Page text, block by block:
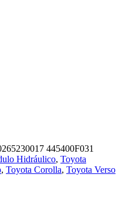
445400F031
Hidráulico, Toyota
, Toyota Corolla, Toyota Verso